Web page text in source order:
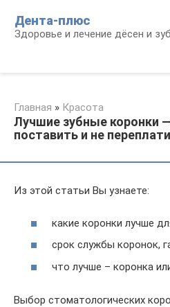
контенту
Дента-плюс
Здоровье и лечение дёсен и
Главная » Красота
Лучшие зубные коронки
поставить и не
Из этой статьи Вы узнаете:
какие коронки лучше
срок службы коронок,
что лучше – коронка
Выбор стоматологических